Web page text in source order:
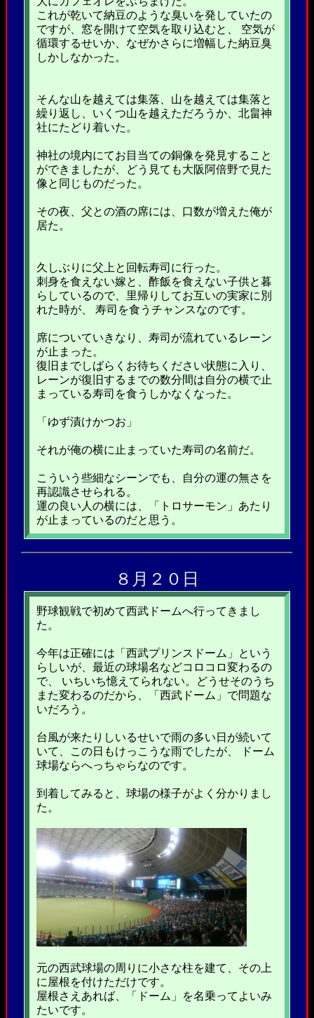
これが乾いて納豆のような臭いを発していたの
ですが、窓を開けて空気を取り込むと、 空気が
循環するせいか、なぜかさらに増幅した納豆臭
しかしなかった。
そんな山を越えては集落、山を越えては集落と
繰り返し、いくつ山を越えただろうか、北畠神
社にたどり着いた。
神社の境内にてお目当ての銅像を発見すること
ができましたが、どう見ても大阪阿倍野で見た
像と同じものだった。
その夜、父との酒の席には、口数が増えた俺が
居た。
久しぶりに父上と回転寿司に行った。
刺身を食えない嫁と、酢飯を食えない子供と暮
らしているので、里帰りしてお互いの実家に別
れた時が、 寿司を食うチャンスなのです。
席についていきなり、寿司が流れているレーン
が止まった。
復旧までしばらくお待ちください状態に入り、
レーンが復旧するまでの数分間は自分の横で止
まっている寿司を食うしかなくなった。
「ゆず漬けかつお」
それが俺の横に止まっていた寿司の名前だ。
こういう些細なシーンでも、自分の運の無さを
再認識させられる。
運の良い人の横には、「トロサーモン」あたり
が止まっているのだと思う。
８月２０日
野球観戦で初めて西武ドームへ行ってきまし
た。
今年は正確には「西武プリンスドーム」という
らしいが、最近の球場名などコロコロ変わるの
で、 いちいち憶えてられない。どうせそのうち
また変わるのだから、「西武ドーム」で問題な
いだろう。
台風が来たりしいるせいで雨の多い日が続いて
いて、この日もけっこうな雨でしたが、 ドーム
球場ならへっちゃらなのです。
到着してみると、球場の様子がよく分かりまし
た。
元の西武球場の周りに小さな柱を建て、その上
に屋根を付けただけです。
屋根さえあれば、「ドーム」を名乗ってよいみ
たいです。